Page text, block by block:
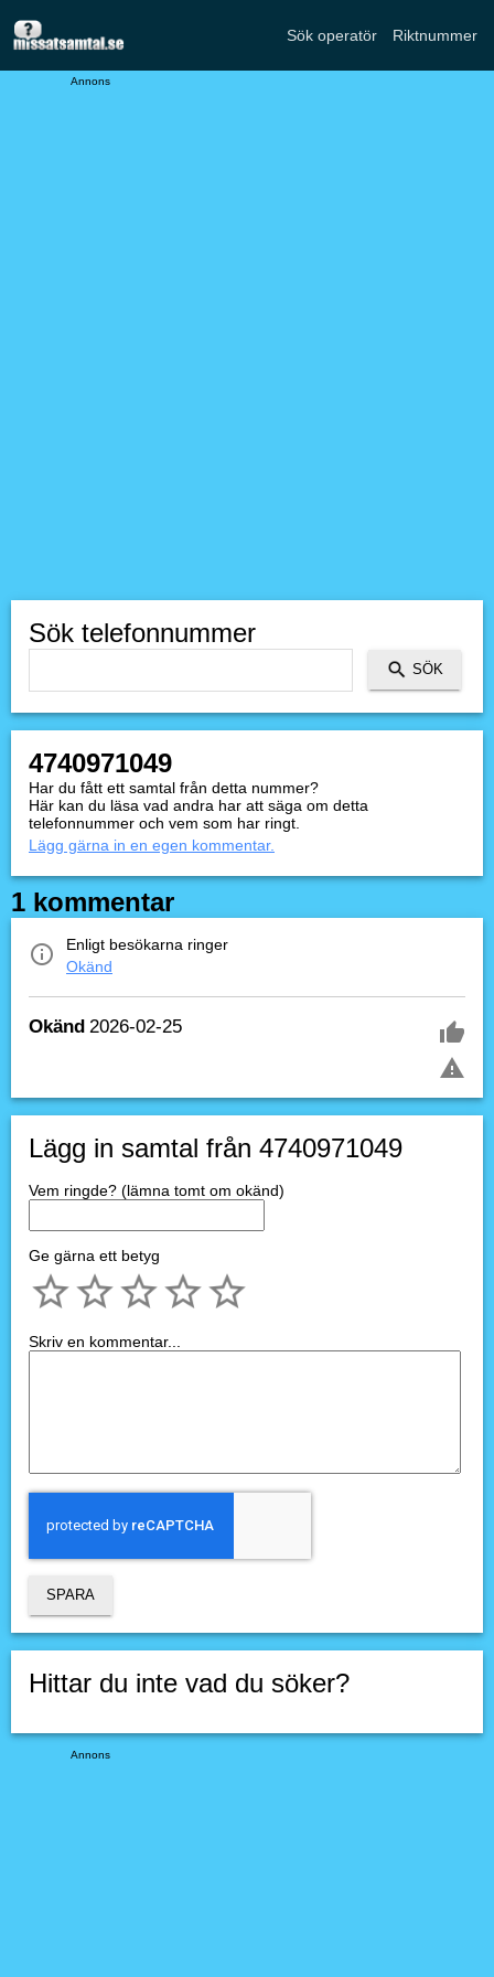
Sök operatör Riktnummer
Annons
Sök telefonnummer
4740971049
Har du fått ett samtal från detta nummer?
Här kan du läsa vad andra har att säga om detta
telefonnummer och vem som har ringt.
Lägg gärna in en egen kommentar.
1 kommentar
Enligt besökarna ringer
Okänd
Okänd 2026-02-25
Lägg in samtal från 4740971049
Vem ringde? (lämna tomt om okänd)
Ge gärna ett betyg
Skriv en kommentar...
Hittar du inte vad du söker?
Annons